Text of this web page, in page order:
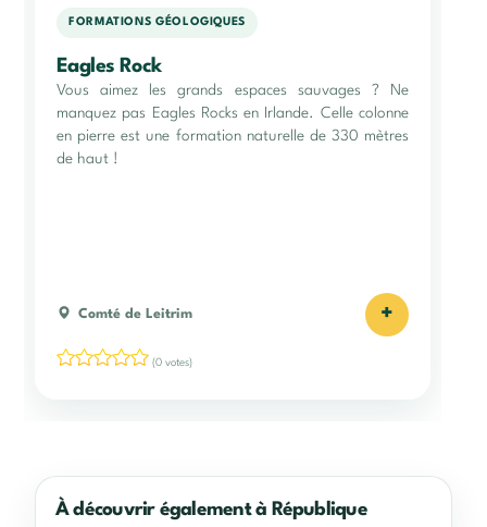
FORMATIONS GÉOLOGIQUES
Eagles Rock
Vous aimez les grands espaces sauvages ? Ne
manquez pas Eagles Rocks en Irlande. Celle colonne
en pierre est une formation naturelle de 330 mètres
de haut !
Comté de Leitrim +
(0 votes)
À découvrir également à République